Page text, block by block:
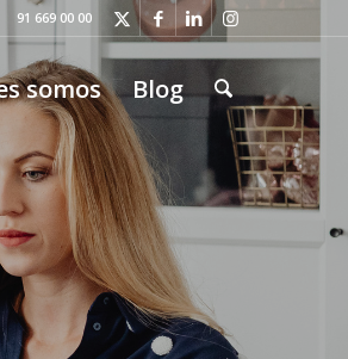
91 669 00 00
somos Blog